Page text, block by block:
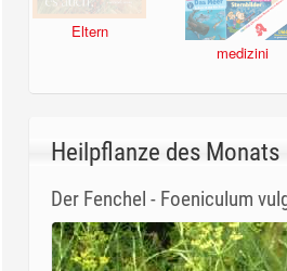
Eltern
medizini
Heilpflanze des Monats
Der Fenchel - Foeniculum